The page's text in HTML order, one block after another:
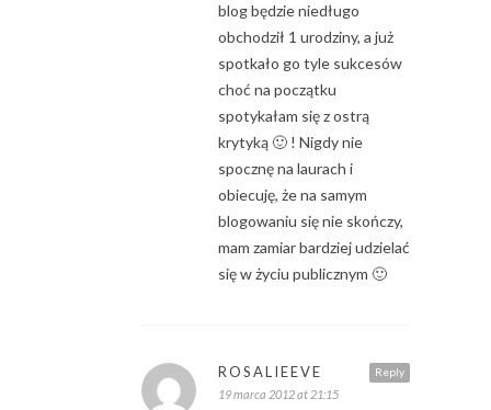
blog będzie niedługo
obchodził 1 urodziny, a już
spotkało go tyle sukcesów
choć na początku
spotykałam się z ostrą
krytyką 🙂 ! Nigdy nie
spocznę na laurach i
obiecuję, że na samym
blogowaniu się nie skończy,
mam zamiar bardziej udzielać
się w życiu publicznym 🙂
Reply
ROSALIEEVE
19 marca 2012 at 21:15